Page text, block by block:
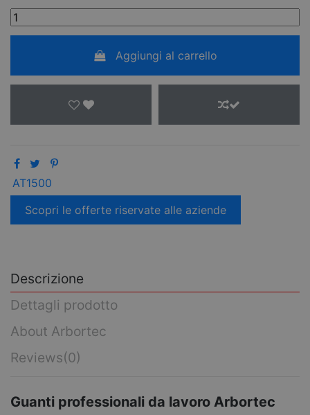
Aggiungi al carrello
AT1500
Scopri le offerte riservate alle aziende
Descrizione
Dettagli prodotto
About Arbortec
Reviews(0)
Guanti professionali da lavoro Arbortec